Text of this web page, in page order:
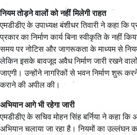
नियम तोड़ने वालों को नहीं मिलेगी राहत
एमडीडीए के उपाध्यक्ष बंशीधर तिवारी ने कहा कि
प्रकार का निर्माण कार्य बिना स्वीकृति के नहीं
समय पर नोटिस और जागरूकता के माध्यम से
लेकिन इसके बावजूद अवैध निर्माण जारी रखने
जाएगी। उन्होंने नागरिकों से भवन निर्माण शुरू
कराने की अपील की।
अभियान आगे भी रहेगा जारी
एमडीडीए के सचिव मोहन सिंह बर्निया ने कहा कि
अभियान चलाया जा रहा है। नियमों का उल्लंघन